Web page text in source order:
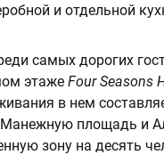
и отдельной
самых дорогих
этаже Four Seasons
в нем
площадь и
зону на десять